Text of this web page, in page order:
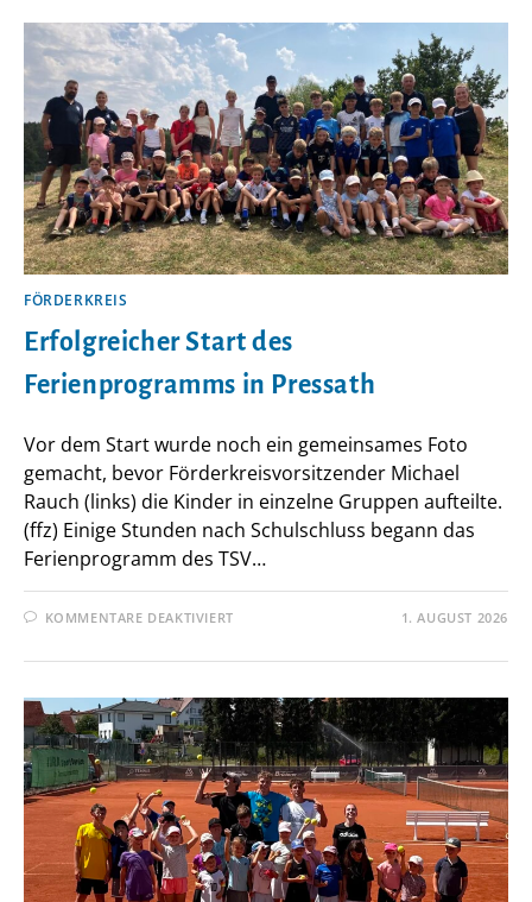
GOLDENE
BUCH
EIN
FÖRDERKREIS
Erfolgreicher Start des
Ferienprogramms in Pressath
Vor dem Start wurde noch ein gemeinsames Foto
gemacht, bevor Förderkreisvorsitzender Michael
Rauch (links) die Kinder in einzelne Gruppen aufteilte.
(ffz) Einige Stunden nach Schulschluss begann das
Ferienprogramm des TSV…
KOMMENTARE DEAKTIVIERTFÜR
DES
IN
PRESSATH
1. AUGUST 2026